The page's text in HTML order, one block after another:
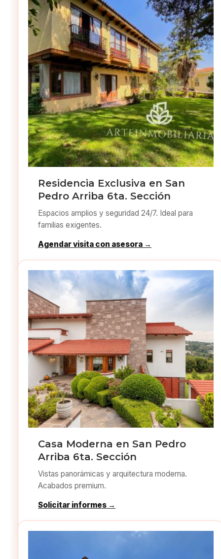
Residencia Exclusiva en San
Pedro Arriba 6ta. Sección
Espacios amplios y seguridad 24/7. Ideal para
familias exigentes.
Agendar visita con asesora →
Casa Moderna en San Pedro
Arriba 6ta. Sección
Vistas panorámicas y arquitectura moderna.
Acabados premium.
Solicitar informes →